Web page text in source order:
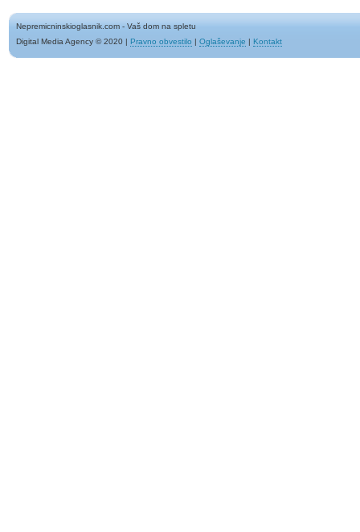
Nepremicninskioglasnik.com - Vaš dom na spletu
Digital Media Agency © 2020 | Pravno obvestilo | Oglaševanje | Kontakt